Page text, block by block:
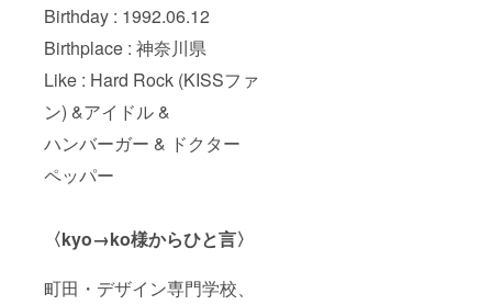
Birthday : 1992.06.12
Birthplace : 神奈川県
Like : Hard Rock (KISSファ
ン) &アイドル &
ハンバーガー & ドクター
ペッパー
〈kyo→ko様からひと言〉
町田・デザイン専門学校、